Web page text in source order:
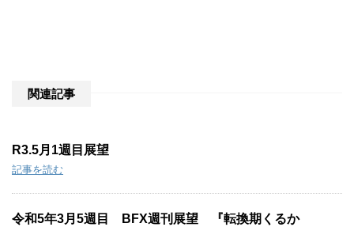
関連記事
R3.5月1週目展望
記事を読む
令和5年3月5週目 BFX週刊展望 『転換期くるか